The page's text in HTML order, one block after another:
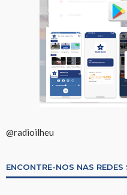
@radioilheu
ENCONTRE-NOS NAS REDES